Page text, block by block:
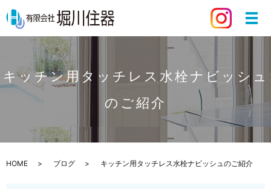
キッチン用タッチレス水栓ナビッシュ
のご紹介
HOME ブログ キッチン用タッチレス水栓ナビッシュのご紹介